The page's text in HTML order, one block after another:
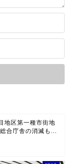
地区第一種市街地
合庁舎の消滅も...